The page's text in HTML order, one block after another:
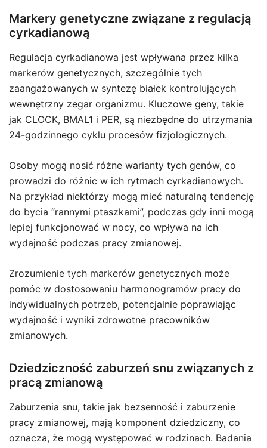
Markery genetyczne związane z regulacją
cyrkadianową
Regulacja cyrkadianowa jest wpływana przez kilka
markerów genetycznych, szczególnie tych
zaangażowanych w syntezę białek kontrolujących
wewnętrzny zegar organizmu. Kluczowe geny, takie
jak CLOCK, BMAL1 i PER, są niezbędne do utrzymania
24-godzinnego cyklu procesów fizjologicznych.
Osoby mogą nosić różne warianty tych genów, co
prowadzi do różnic w ich rytmach cyrkadianowych.
Na przykład niektórzy mogą mieć naturalną tendencję
do bycia “rannymi ptaszkami”, podczas gdy inni mogą
lepiej funkcjonować w nocy, co wpływa na ich
wydajność podczas pracy zmianowej.
Zrozumienie tych markerów genetycznych może
pomóc w dostosowaniu harmonogramów pracy do
indywidualnych potrzeb, potencjalnie poprawiając
wydajność i wyniki zdrowotne pracowników
zmianowych.
Dziedziczność zaburzeń snu związanych z
pracą zmianową
Zaburzenia snu, takie jak bezsenność i zaburzenie
pracy zmianowej, mają komponent dziedziczny, co
oznacza, że mogą występować w rodzinach. Badania